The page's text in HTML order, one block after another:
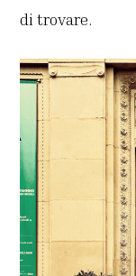
di trovare.